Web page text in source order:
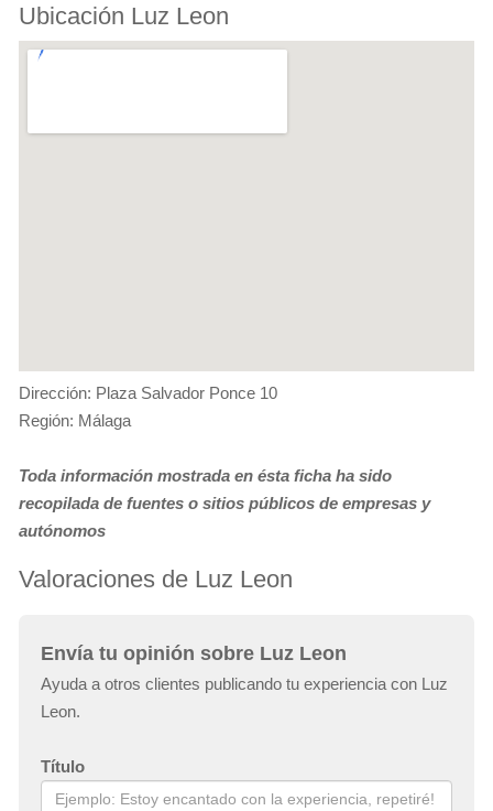
Ubicación Luz Leon
Dirección: Plaza Salvador Ponce 10
Región: Málaga
Toda información mostrada en ésta ficha ha sido
recopilada de fuentes o sitios públicos de empresas y
autónomos
Valoraciones de Luz Leon
Envía tu opinión sobre Luz Leon
Ayuda a otros clientes publicando tu experiencia con Luz
Leon.
Título